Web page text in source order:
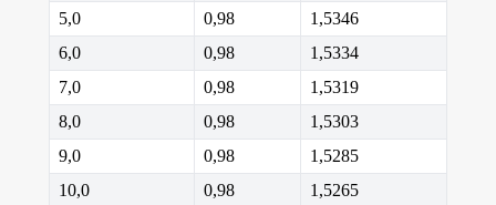
5,0
0,98
1,5346
6,0
0,98
1,5334
7,0
0,98
1,5319
8,0
0,98
1,5303
9,0
0,98
1,5285
10,0
0,98
1,5265